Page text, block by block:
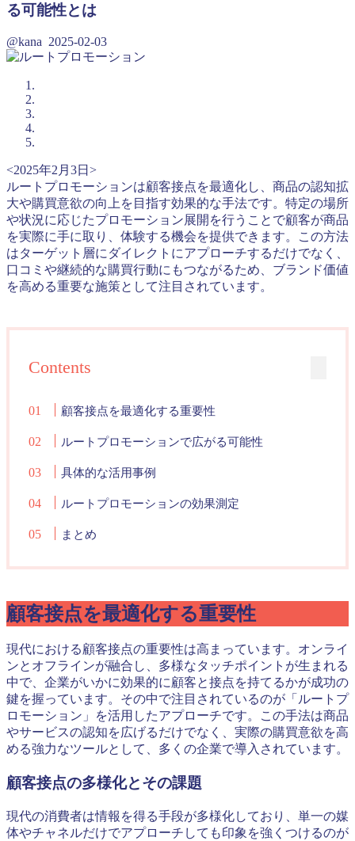
る可能性とは
@kana 2025-02-03
<2025年2月3日>
ルートプロモーションは顧客接点を最適化し、商品の認知拡
大や購買意欲の向上を目指す効果的な手法です。特定の場所
や状況に応じたプロモーション展開を行うことで顧客が商品
を実際に手に取り、体験する機会を提供できます。この方法
はターゲット層にダイレクトにアプローチするだけでなく、
口コミや継続的な購買行動にもつながるため、ブランド価値
を高める重要な施策として注目されています。
Contents
顧客接点を最適化する重要性
ルートプロモーションで広がる可能性
具体的な活用事例
ルートプロモーションの効果測定
まとめ
顧客接点を最適化する重要性
現代における顧客接点の重要性は高まっています。オンライ
ンとオフラインが融合し、多様なタッチポイントが生まれる
中で、企業がいかに効果的に顧客と接点を持てるかが成功の
鍵を握っています。その中で注目されているのが「ルートプ
ロモーション」を活用したアプローチです。この手法は商品
やサービスの認知を広げるだけでなく、実際の購買意欲を高
める強力なツールとして、多くの企業で導入されています。
顧客接点の多様化とその課題
現代の消費者は情報を得る手段が多様化しており、単一の媒
体やチャネルだけでアプローチしても印象を強くつけるのが